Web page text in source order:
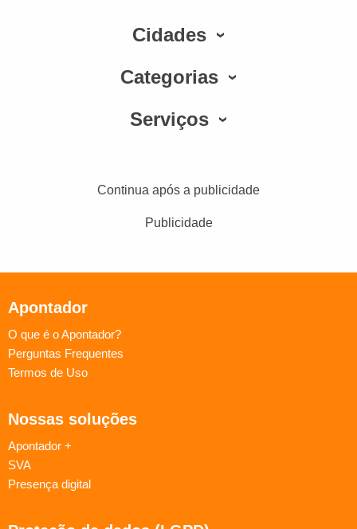
Cidades
Categorias
Serviços
Continua após a publicidade
Publicidade
Apontador
O que é o Apontador?
Perguntas Frequentes
Termos de Uso
Nossas soluções
Apontador +
SVA
Presença digital